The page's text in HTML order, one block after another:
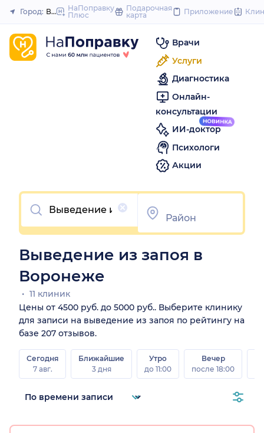
to
Закрыть
Город: ВоронежНаПоправку
Плюс
Подарочная
карта
Приложение
Врачи
Услуги
Диагностика
Онлайн-
консультации
ИИ-доктор
Психологи
Акции
Очистить
Выведение из запоя в
Воронеже
11 клиник
Цены от 4500 руб. до 5000 руб.. Выберите клинику
для записи на выведение из запоя по рейтингу на
базе 207 отзывов.
Сегодня
7 авг.
Ближайшие
3 дня
Утро
до 11:00
Вечер
после 18:00